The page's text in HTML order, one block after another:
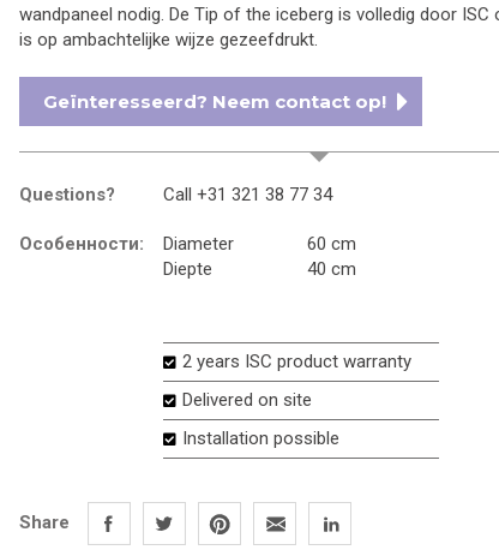
wandpaneel nodig. De Tip of the iceberg is volledig door ISC
is op ambachtelijke wijze gezeefdrukt.
Geïnteresseerd? Neem contact op!
Questions? Call +31 321 38 77 34
Особенности Diameter
60 cm
Diepte
40 cm
2 years ISC product warranty
Delivered on site
Installation possible
Share FacebookTwitter PinterestEmail